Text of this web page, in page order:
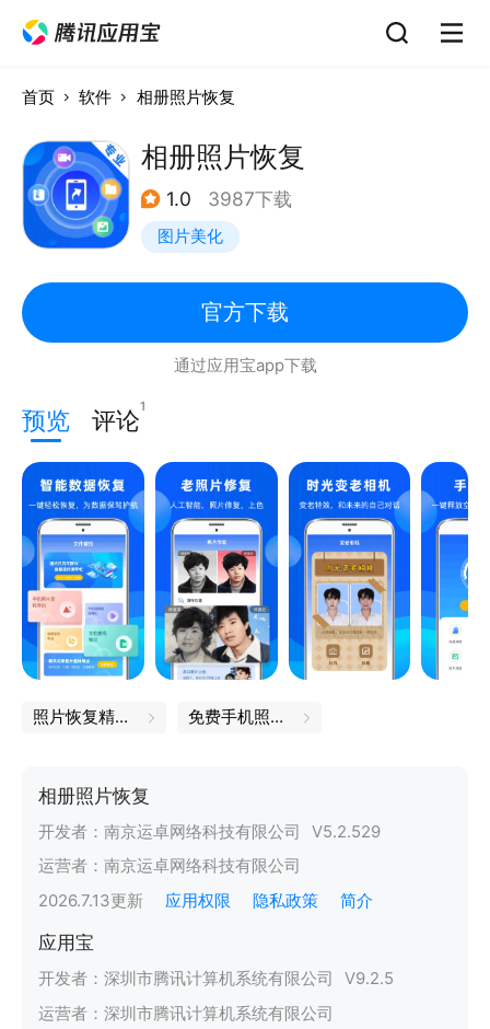
首页 软件 相册照片恢复
相册照片恢复
1.0 3987下载
图片美化
官方下载
通过应用宝app下载
预览 评论1
照片恢复精灵软件 免费手机照片恢复
相册照片恢复
开发者： 南京运卓网络科技有限公司 V5.2.529
运营者： 南京运卓网络科技有限公司
2026.7.13更新 应用权限 隐私政策 简介
应用宝
开发者： 深圳市腾讯计算机系统有限公司 V9.2.5
运营者： 深圳市腾讯计算机系统有限公司